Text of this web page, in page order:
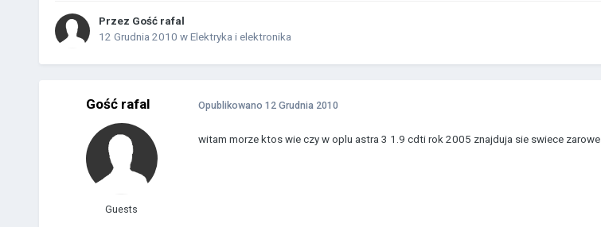
Przez Gość rafal
12 Grudnia 2010 w Elektryka i elektronika
Gość rafal
Guests
Opublikowano 12 Grudnia 2010
witam morze ktos wie czy w oplu astra 3 1.9 cdti rok 2005 znajduja sie swiece zarowe